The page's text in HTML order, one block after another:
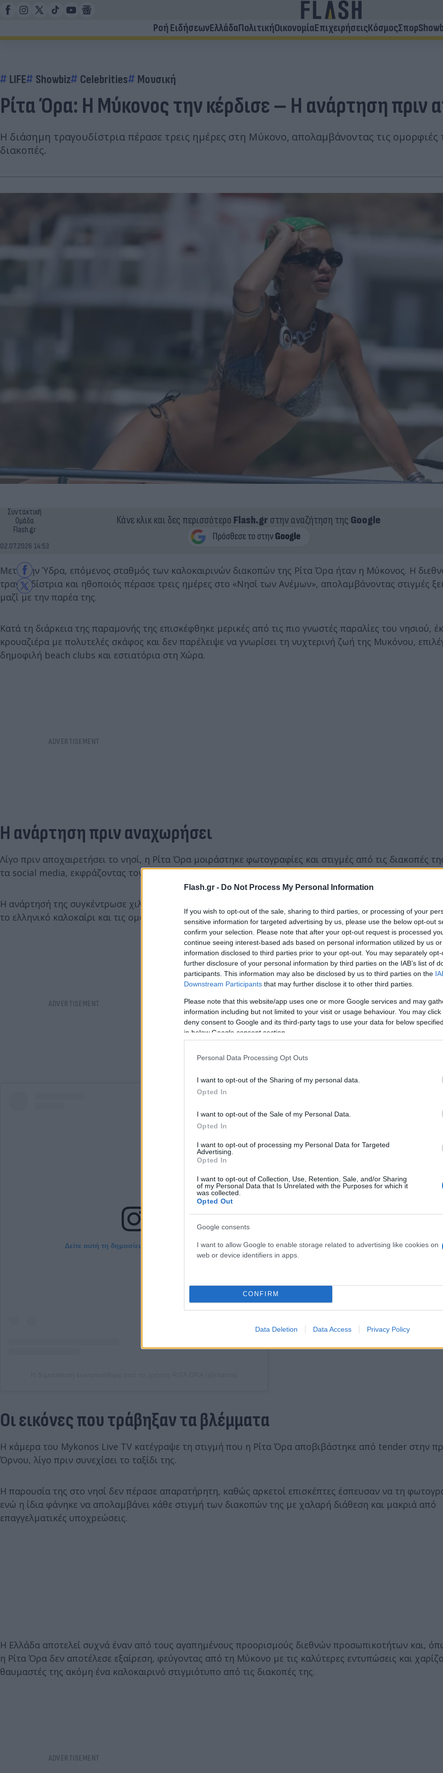
Flash.gr - Do Not Process My Personal Information
If you wish to opt-out of the sale, sharing to third parties, or processing of your
sensitive information for targeted advertising by us, please use the below opt-out
confirm your selection. Please note that after your opt-out request is processed
continue seeing interest-based ads based on personal information utilized by us
information disclosed to third parties prior to your opt-out. You may separately
further disclosure of your personal information by third parties on the IAB’s list of
participants. This information may also be disclosed by us to third parties on the
Downstream Participants that may further disclose it to other third parties.
Please note that this website/app uses one or more Google services and may
information including but not limited to your visit or usage behaviour. You may
deny consent to Google and its third-party tags to use your data for below
in below Google consent section.
Personal Data Processing Opt Outs
I want to opt-out of the Sharing of my personal data.
Opted In
I want to opt-out of the Sale of my Personal Data.
Opted In
I want to opt-out of processing my Personal Data for Targeted
Advertising.
Opted In
I want to opt-out of Collection, Use, Retention, Sale, and/or Sharing
of my Personal Data that Is Unrelated with the Purposes for which it
was collected.
Opted Out
Google consents
I want to allow Google to enable storage related to advertising like cookies on
web or device identifiers in apps.
CONFIRM
Data Deletion Data Access Privacy Policy
Ροή ΕιδήσεωνΕλλάδαΠολιτικήΟικονομίαΕπιχειρήσειςΚόσμοςΣπορ
LIFE Showbiz Celebrities Μουσική
Ρίτα Όρα: Η Μύκονος την κέρδισε – Η ανάρτηση πριν
Η διάσημη τραγουδίστρια πέρασε τρεις ημέρες στη Μύκονο, απολαμβάνοντας τις ομορφιές
διακοπές.
Συντακτική
Ομάδα
Flash.gr
02.07.2026 14:53
Κάνε κλικ και δες περισσότερο Flash.grστην αναζήτηση της Google
Μετά την Ύδρα, επόμενος σταθμός των καλοκαιρινών διακοπών της Ρίτα Όρα ήταν η Μύκονος. Η
τραγουδίστρια και ηθοποιός πέρασε τρεις ημέρες στο «Νησί των Ανέμων», απολαμβάνοντας στιγμές
μαζί με την παρέα της.
Κατά τη διάρκεια της παραμονής της επισκέφθηκε μερικές από τις πιο γνωστές παραλίες του νησιού,
κρουαζιέρα με πολυτελές σκάφος και δεν παρέλειψε να γνωρίσει τη νυχτερινή ζωή της Μυκόνου,
δημοφιλή beach clubs και εστιατόρια στη Χώρα.
Η ανάρτηση πριν αναχωρήσει
Λίγο πριν αποχαιρετήσει το νησί, η Ρίτα Όρα μοιράστηκε φωτογραφίες και στιγμές από τις διακοπές
τα social media, εκφράζοντας τον ενθουσιασμό της για τη Μύκονο.
Η ανάρτησή της συγκέντρωσε χιλιάδες likes και σχόλια, με πολλούς θαυμαστές της να σχολιάζουν τις
το ελληνικό καλοκαίρι και τις ομορφιές των Κυκλάδων.
Δείτε αυτή τη δημοσίευση στο Instagram.
Οι εικόνες που τράβηξαν τα βλέμματα
Η κάμερα του Mykonos Live TV κατέγραψε τη στιγμή που η Ρίτα Όρα αποβιβάστηκε από tender στην
Όρνου, λίγο πριν συνεχίσει το ταξίδι της.
Η παρουσία της στο νησί δεν πέρασε απαρατήρητη, καθώς αρκετοί επισκέπτες έσπευσαν να τη
ενώ η ίδια φάνηκε να απολαμβάνει κάθε στιγμή των διακοπών της με χαλαρή διάθεση και μακριά από
επαγγελματικές υποχρεώσεις.
Η Ελλάδα αποτελεί συχνά έναν από τους αγαπημένους προορισμούς διεθνών προσωπικοτήτων και,
η Ρίτα Όρα δεν αποτέλεσε εξαίρεση, φεύγοντας από τη Μύκονο με τις καλύτερες εντυπώσεις και
θαυμαστές της ακόμη ένα καλοκαιρινό στιγμιότυπο από τις διακοπές της.